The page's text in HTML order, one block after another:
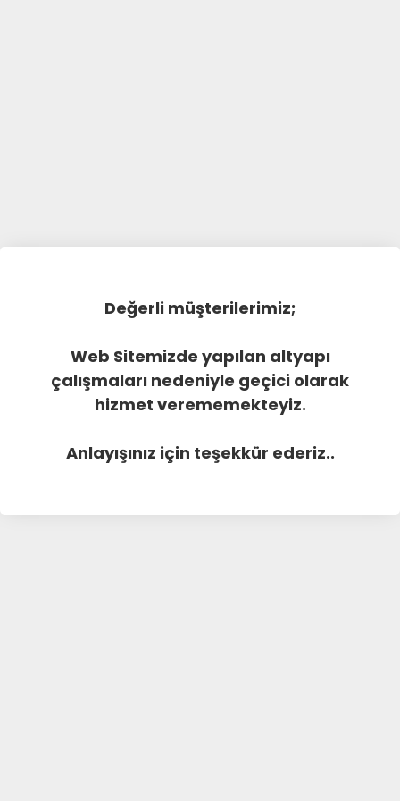
Değerli müşterilerimiz;
Web Sitemizde yapılan altyapı
çalışmaları nedeniyle geçici olarak
hizmet verememekteyiz.
Anlayışınız için teşekkür ederiz..